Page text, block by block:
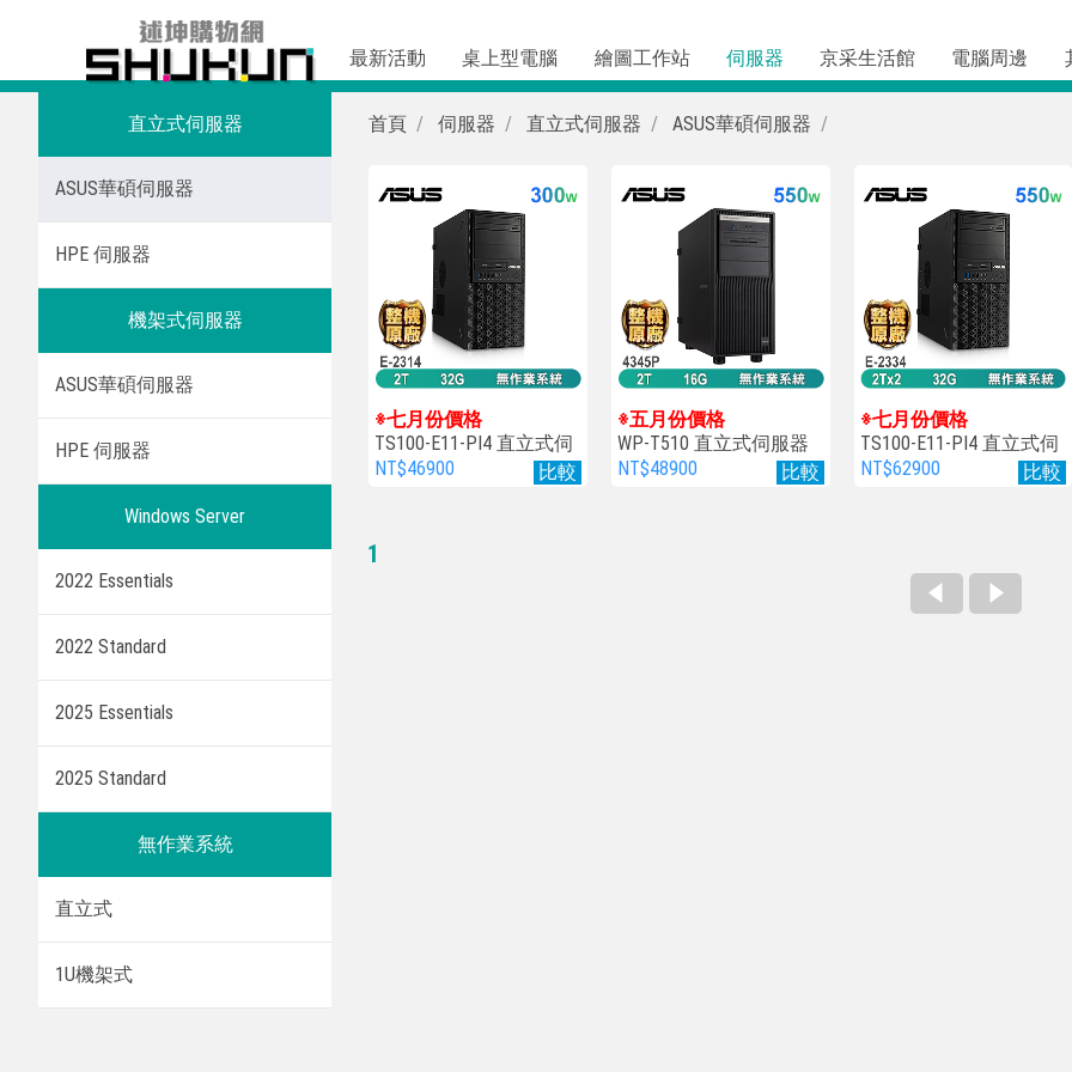
最新活動 桌上型電腦 繪圖工作站 伺服器 京采生活館 電腦周邊
直立式伺服器
ASUS華碩伺服器
HPE 伺服器
機架式伺服器
ASUS華碩伺服器
HPE 伺服器
Windows Server
2022 Essentials
2022 Standard
2025 Essentials
2025 Standard
無作業系統
直立式
1U機架式
首頁 伺服器 直立式伺服器 ASUS華碩伺服器
比較
※七月份價格
TS100-E11-PI4 直立式伺
服器
NT$46900 比較
※五月份價格
WP-T510 直立式伺服器
NT$48900
比較
※七月份價格
TS100-E11-PI4 直立式伺
服器
NT$62900
1